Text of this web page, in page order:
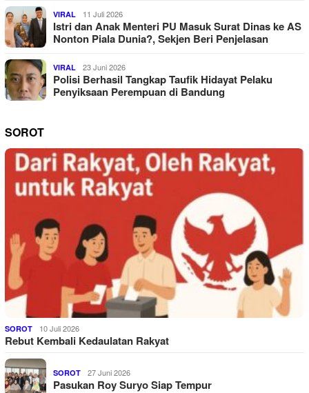
VIRAL 11 Juli 2026
Istri dan Anak Menteri PU Masuk Surat Dinas ke AS
Nonton Piala Dunia?, Sekjen Beri Penjelasan
VIRAL 23 Juni 2026
Polisi Berhasil Tangkap Taufik Hidayat Pelaku
Penyiksaan Perempuan di Bandung
SOROT
SOROT 10 Juli 2026
Rebut Kembali Kedaulatan Rakyat
SOROT 27 Juni 2026
Pasukan Roy Suryo Siap Tempur